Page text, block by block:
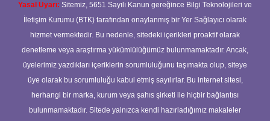
Yasal Uyarı: Sitemiz, 5651 Sayılı Kanun gereğince Bilgi Teknolojileri ve
İletişim Kurumu (BTK) tarafından onaylanmış bir Yer Sağlayıcı olarak
hizmet vermektedir. Bu nedenle, sitedeki içerikleri proaktif olarak
denetleme veya araştırma yükümlülüğümüz bulunmamaktadır. Ancak,
üyelerimiz yazdıkları içeriklerin sorumluluğunu taşımakta olup, siteye
üye olarak bu sorumluluğu kabul etmiş sayılırlar. Bu internet sitesi,
herhangi bir marka, kurum veya şahıs şirketi ile hiçbir bağlantısı
bulunmamaktadır. Sitede yalnızca kendi hazırladığımız makaleler